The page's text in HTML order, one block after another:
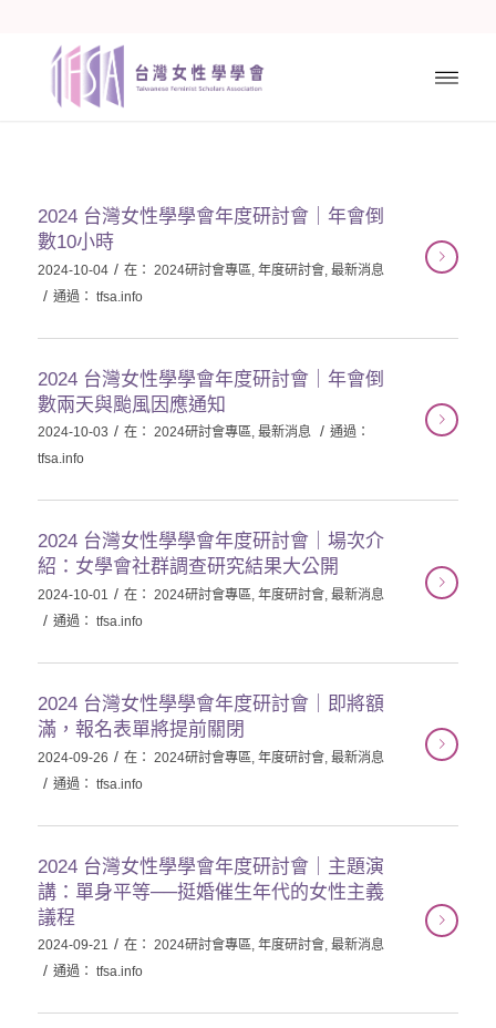
2024 台灣女性學學會年度研討會｜年會倒
數10小時
2024-10-04 / 在： 2024研討會專區 年度研討會, 最新消息
/ 通過： tfsa.info
2024 台灣女性學學會年度研討會｜年會倒
數兩天與颱風因應通知
2024-10-03 / 在： 2024研討會專區, 最新消息 / 通過：
tfsa.info
2024 台灣女性學學會年度研討會｜場次介
紹：女學會社群調查研究結果大公開
2024-10-01 / 在： 2024研討會專區, 年度研討會, 最新消息
/ 通過： tfsa.info
2024 台灣女性學學會年度研討會｜即將額
滿，報名表單將提前關閉
2024-09-26 / 在： 2024研討會專區 年度研討會, 最新消息
/ 通過： tfsa.info
2024 台灣女性學學會年度研討會｜主題演
講：單身平等──挺婚催生年代的女性主義
議程
2024-09-21 / 在： 2024研討會專區, 年度研討會, 最新消息
/ 通過： tfsa.info